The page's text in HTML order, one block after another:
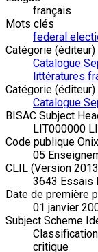
français
Mots clés
federal
Catégorie (éditeur)
Catalogue
littératures
Catégorie (éditeur)
Catalogue
BISAC Subject
LIT000000
Code publique Onix
05
CLIL (Version
3643 Essais
Date de première
01 janvier
Subject Scheme
critique